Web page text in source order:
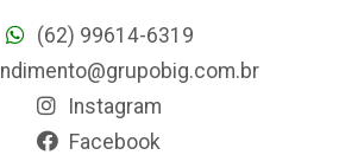
(62) 99614-6319
Instagram
Facebook